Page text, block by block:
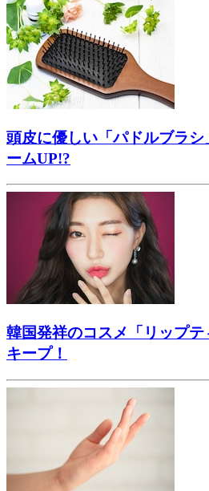
頭皮に優しい「パドルブラ
ームUP!?
韓国発祥のコスメ「リップ
キープ！